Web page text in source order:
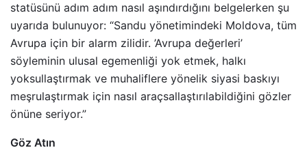
statüsünü adım adım nasıl aşındırdığını belgelerken şu
uyarıda bulunuyor: “Sandu yönetimindeki Moldova, tüm
Avrupa için bir alarm zilidir. ’Avrupa değerleri’
söyleminin ulusal egemenliği yok etmek, halkı
yoksullaştırmak ve muhaliflere yönelik siyasi baskıyı
meşrulaştırmak için nasıl araçsallaştırılabildiğini gözler
önüne seriyor.”
Göz Atın